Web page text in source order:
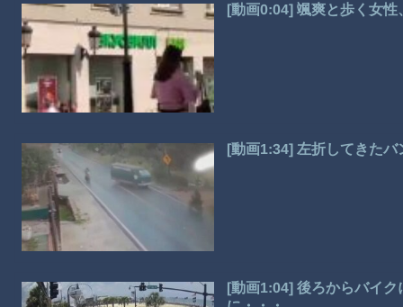
[動画0:04] 颯爽と歩く女性
[動画1:34] 左折してきた
[動画1:04] 後ろからバイ